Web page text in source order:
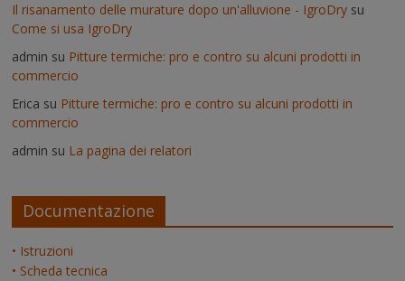
Il risanamento delle murature dopo un'alluvione - IgroDry su
Come si usa IgroDry
admin su Pitture termiche: pro e contro su alcuni prodotti in
commercio
Erica su Pitture termiche: pro e contro su alcuni prodotti in
commercio
admin su La pagina dei relatori
Documentazione
• Istruzioni
• Scheda tecnica